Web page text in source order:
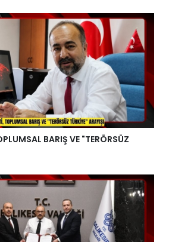
BARIŞ VE "TERÖRSÜZ